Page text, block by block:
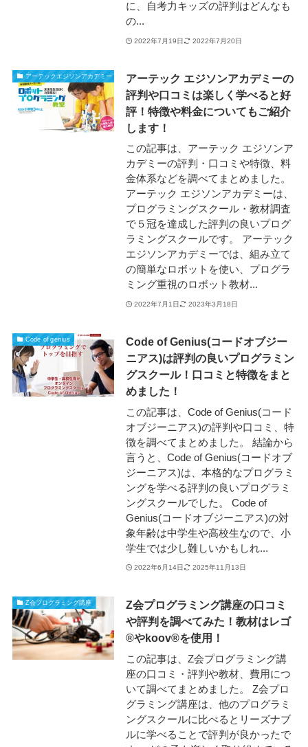
に、自考力キッズの評判はどんなも
の...
2022年7月19日 2022年7月20日
アーテックエジソンアカデミー
アーテック エジソンアカデミーの
評判や口コミは楽しく学べると好
評！特徴や料金についてもご紹介
します！
この記事は、アーテック エジソンア
カデミーの評判・口コミや特徴、料
金体系などを調べてまとめました。
アーテック エジソンアカデミーは、
プログラミングスクール・教材調査
で５冠を達成した評判の良いプログ
ラミングスクールです。 アーテック
エジソンアカデミーでは、組み立て
の簡単なロボットを使い、プログラ
ミング重視のロボット教材...
2022年7月1日 2023年3月18日
Code of genius
Code of Genius(コードオブジー
ニアス)は評判の良いプログラミン
グスクール！口コミと特徴をまと
めました！
この記事は、Code of Genius(コード
オブジーニアス)の評判や口コミ、特
徴を調べてまとめました。 結論から
言うと、Code of Genius(コードオブ
ジーニアス)は、本格的なプログラミ
ングを学べる評判の良いプログラミ
ングスクールでした。 Code of
Genius(コードオブジーニアス)の対
象年齢は中学生や高校生なので、小
学生では少し難しいかもしれ...
2022年6月14日 2025年11月13日
Z会プログラミング講座
Z会プログラミング講座の口コミ
や評判を調べてみた！教材はレゴ
®やkoov®を使用！
この記事は、Z会プログラミング講
座の口コミ・評判や教材、費用につ
いて調べてまとめました。 Z会プロ
グラミング講座は、他のプログラミ
ングスクールに比べるとリーズナブ
ルに学べることで評判が良かったで